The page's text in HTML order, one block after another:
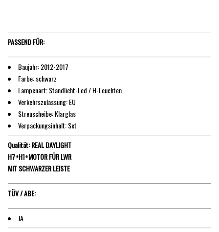
PASSEND FÜR:
Baujahr: 2012-2017
Farbe: schwarz
Lampenart: Standlicht-Led / H-Leuchten
Verkehrszulassung: EU
Streuscheibe: Klarglas
Verpackungsinhalt: Set
Qualität: REAL DAYLIGHT
H7+H1+MOTOR FÜR LWR
MIT SCHWARZER LEISTE
TÜV / ABE:
JA